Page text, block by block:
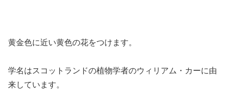
黄金色に近い黄色の花をつけます。
学名はスコットランドの植物学者のウィリアム・カーに由
来しています。